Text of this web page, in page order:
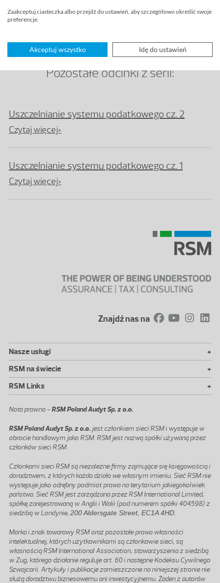
Daniel WIĘCKOWSKI
Pozostałe odcinki z serii:
Uszczelnianie systemu podatkowego cz. 2
Czytaj więcej>
Uszczelnianie systemu podatkowego cz. 1
Czytaj więcej>
Znajdź nas na
Nasze usługi
+
RSM na świecie
+
RSM Links
+
Nota prawna -RSM Poland Audyt Sp. z o.o.
RSM Poland Audyt Sp. z o.o. jest członkiem sieci RSM i występuje w
obrocie handlowym jako RSM. RSM jest nazwą spółki używaną przez
członków sieci RSM.
Członkami sieci RSM są niezależne firmy zajmujące się księgowością i
doradztwem, z których każda działa we własnym imieniu. Sieć RSM nie
występuje jako odrębny podmiot prawa na terytorium jakiegokolwiek
państwa. Sieć RSM jest zarządzana przez RSM International Limited,
spółkę zarejestrowaną w Anglii i Walii (pod numerem spółki 404598) z
siedzibą w Londynie, 200 Aldersgate Street, EC1A 4HD.
Marka i znak towarowy RSM oraz pozostałe prawa własności
intelektualnej, których użytkownikami są członkowie sieci, są
własnością RSM International Association, stowarzyszenia z siedzibą
w Zug, którego działanie reguluje art. 60 i następne Kodeksu Cywilnego
Szwajcarii. Artykuły i publikacje zamieszczone na niniejszej stronie nie
służą doradztwu biznesowemu ani inwestycyjnemu. Żaden z autorów
Zaakceptuj ciasteczka albo przejdź do ustawień, aby szczegółowo określić swoje
preferencje.
Akceptuj wszystko Idę do ustawień